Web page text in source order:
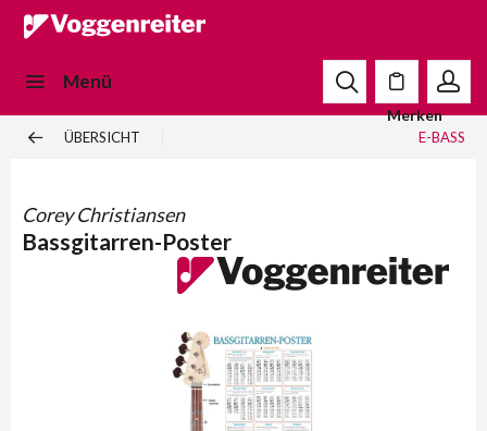
Menü
Merken
ÜBERSICHT E-BASS
Corey Christiansen
Bassgitarren-Poster